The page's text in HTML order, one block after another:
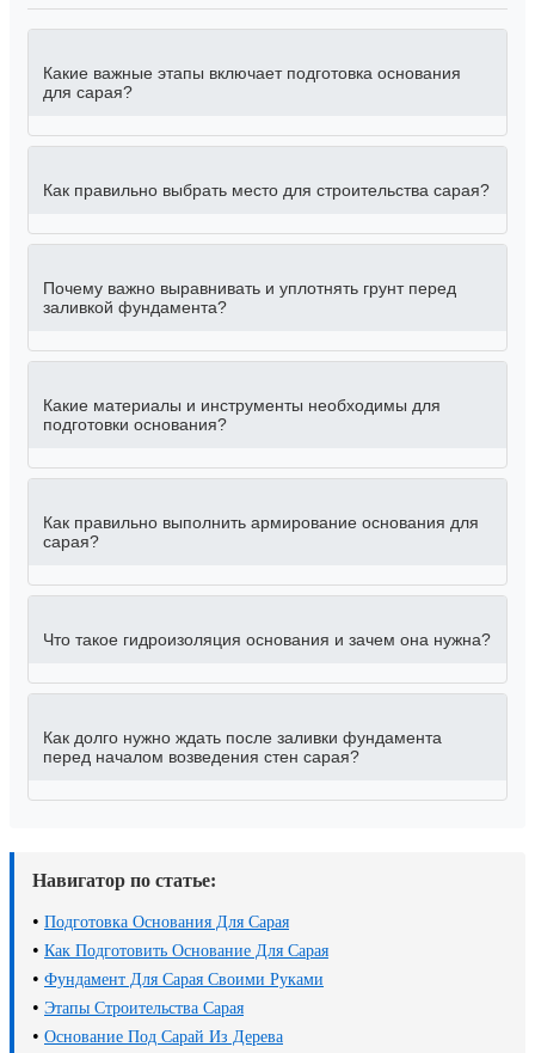
Какие важные этапы включает подготовка основания
для сарая?
Как правильно выбрать место для строительства сарая?
Почему важно выравнивать и уплотнять грунт перед
заливкой фундамента?
Какие материалы и инструменты необходимы для
подготовки основания?
Как правильно выполнить армирование основания для
сарая?
Что такое гидроизоляция основания и зачем она нужна?
Как долго нужно ждать после заливки фундамента
перед началом возведения стен сарая?
Навигатор по статье:
• Подготовка Основания Для Сарая
• Как Подготовить Основание Для Сарая
• Фундамент Для Сарая Своими Руками
• Этапы Строительства Сарая
• Основание Под Сарай Из Дерева